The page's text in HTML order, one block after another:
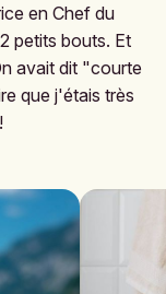
en Chef du
petits bouts. Et
avait dit "courte
que j'étais très